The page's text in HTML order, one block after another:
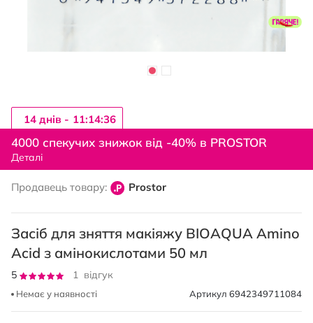
Перейти
до
початку
галереї
4000 спекучих знижок від -40% в PROSTOR
Деталі
14 днiв - 11:14:35
Продавець товару: Prostor
Засіб для зняття макіяжу BIOAQUA Amino
Acid з амінокислотами 50 мл
Рейтинг:
5
1 відгук
Немає у наявності Артикул 6942349711084